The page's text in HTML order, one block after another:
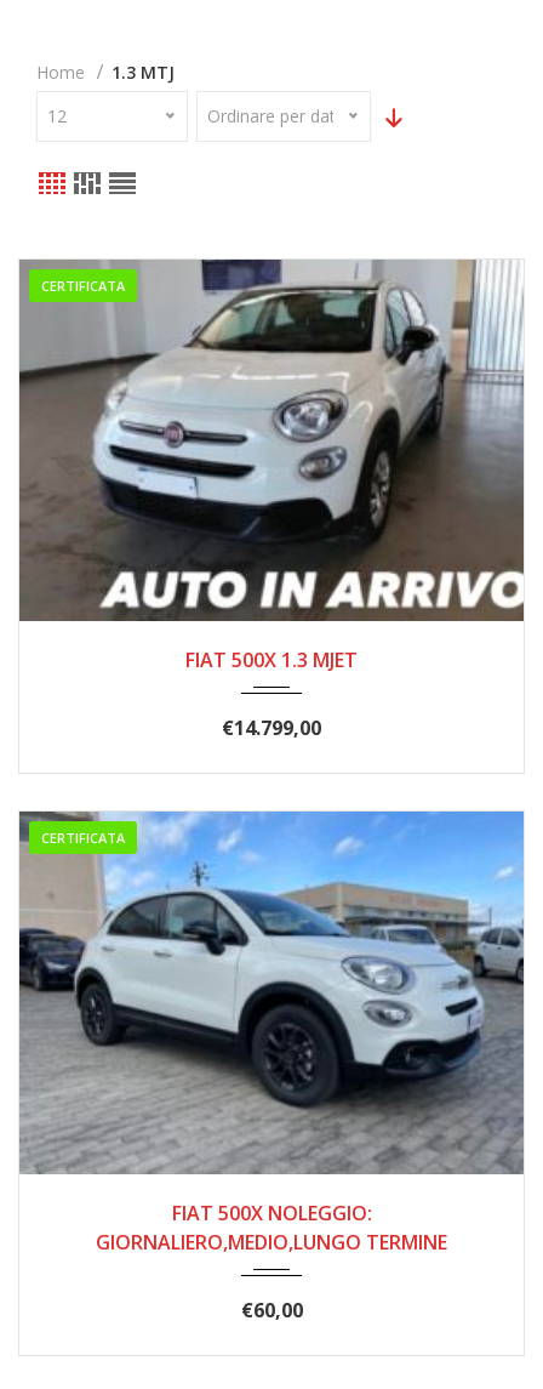
Home
1.3 MTJ
12
Ordinare per data
CERTIFICATA
FIAT 500X 1.3 MJET
€14.799,00
CERTIFICATA
FIAT 500X NOLEGGIO:
GIORNALIERO,MEDIO,LUNGO TERMINE
€60,00